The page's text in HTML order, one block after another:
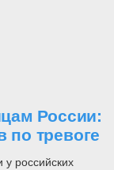
России:
по тревоге
у российских